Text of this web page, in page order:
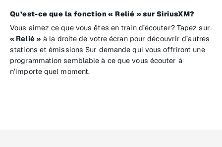
Qu’est-ce que la fonction « Relié » sur SiriusXM?
Vous aimez ce que vous êtes en train d’écouter? Tapez sur
« Relié » à la droite de votre écran pour découvrir d’autres
stations et émissions Sur demande qui vous offriront une
programmation semblable à ce que vous écouter à
n’importe quel moment.